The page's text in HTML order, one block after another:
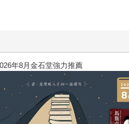
年8月金石堂強力推薦